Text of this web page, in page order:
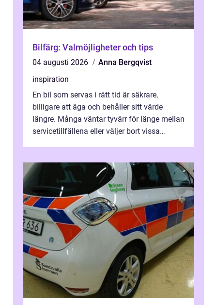
Bilfärg: Valmöjligheter och tips
04 augusti 2026
Anna Bergqvist
inspiration
En bil som servas i rätt tid är säkrare,
billigare att äga och behåller sitt värde
längre. Många väntar tyvärr för länge mellan
servicetillfällena eller väljer bort vissa